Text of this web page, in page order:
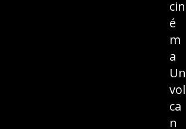
cin
é
m
a
Un
vol
ca
n